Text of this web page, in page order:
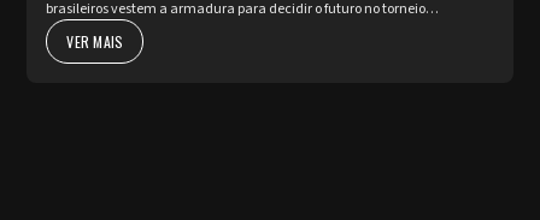
brasileiros vestem a armadura para decidir o futuro no torneio
internacional diante da sua torcida, valendo a cobiçada vaga nas oi...
VER MAIS